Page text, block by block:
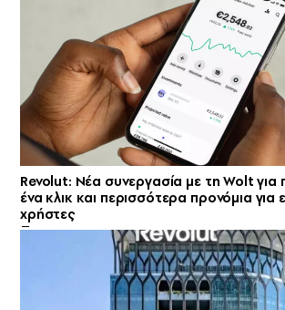
Revolut: Νέα συνεργασία με τη Wolt για
ένα κλικ και περισσότερα προνόμια για
χρήστες